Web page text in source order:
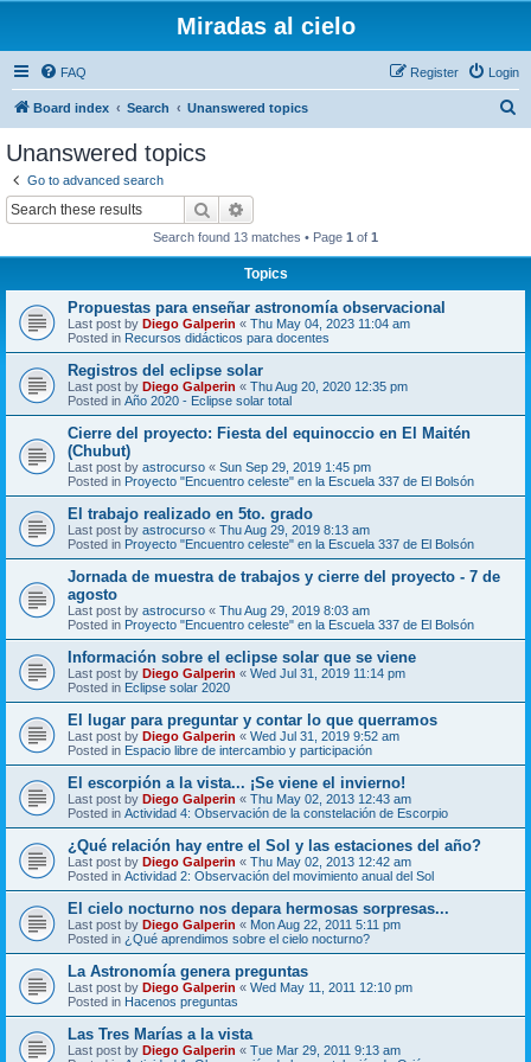
Miradas al cielo
FAQ Login
Register
Board index Search Unanswered topics
Unanswered topics
Go to advanced search
Search
Search found 13 matches • Page 1 of 1
Topics
Propuestas para enseñar astronomía observacional
Last post by Diego Galperin « Thu May 04, 2023 11:04 am
Posted in Recursos didácticos para docentes
Registros del eclipse solar
Last post by Diego Galperin « Thu Aug 20, 2020 12:35 pm
Posted in Año 2020 - Eclipse solar total
Cierre del proyecto: Fiesta del equinoccio en El Maitén
(Chubut)
Last post by astrocurso « Sun Sep 29, 2019 1:45 pm
Posted in Proyecto "Encuentro celeste" en la Escuela 337 de El Bolsón
El trabajo realizado en 5to. grado
Last post by astrocurso « Thu Aug 29, 2019 8:13 am
Posted in Proyecto "Encuentro celeste" en la Escuela 337 de El Bolsón
Jornada de muestra de trabajos y cierre del proyecto - 7 de
agosto
Last post by astrocurso « Thu Aug 29, 2019 8:03 am
Posted in Proyecto "Encuentro celeste" en la Escuela 337 de El Bolsón
Información sobre el eclipse solar que se viene
Last post by Diego Galperin « Wed Jul 31, 2019 11:14 pm
Posted in Eclipse solar 2020
El lugar para preguntar y contar lo que querramos
Last post by Diego Galperin « Wed Jul 31, 2019 9:52 am
Posted in Espacio libre de intercambio y participación
El escorpión a la vista... ¡Se viene el invierno!
Last post by Diego Galperin « Thu May 02, 2013 12:43 am
Posted in Actividad 4: Observación de la constelación de Escorpio
¿Qué relación hay entre el Sol y las estaciones del año?
Last post by Diego Galperin « Thu May 02, 2013 12:42 am
Posted in Actividad 2: Observación del movimiento anual del Sol
El cielo nocturno nos depara hermosas sorpresas...
Last post by Diego Galperin « Mon Aug 22, 2011 5:11 pm
Posted in ¿Qué aprendimos sobre el cielo nocturno?
La Astronomía genera preguntas
Last post by Diego Galperin « Wed May 11, 2011 12:10 pm
Posted in Hacenos preguntas
Las Tres Marías a la vista
Last post by Diego Galperin « Tue Mar 29, 2011 9:13 am